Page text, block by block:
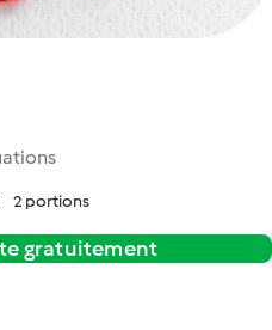
2 portions
gratuitement